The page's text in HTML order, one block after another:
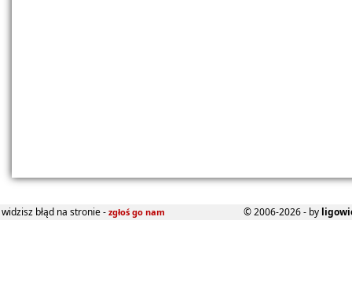
widzisz błąd na stronie - zgłoś go nam © 2006-2026 - by